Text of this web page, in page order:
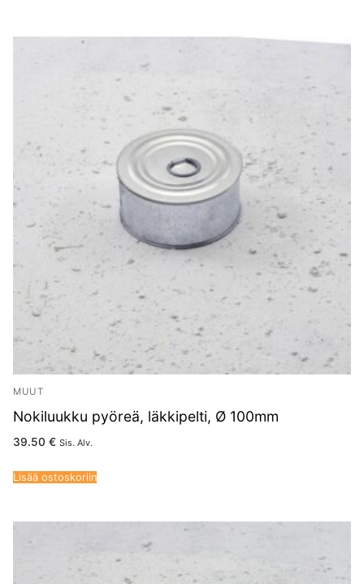
MUUT
Nokiluukku pyöreä, läkkipelti, Ø 100mm
39.50 € Sis. Alv.
Lisää ostoskoriin